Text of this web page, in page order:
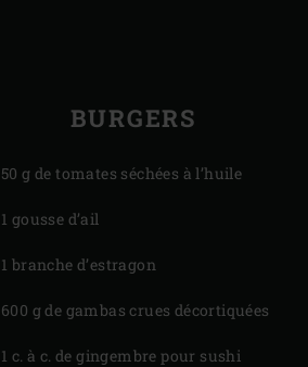
BURGERS
50 g de tomates séchées à l’huile
1 gousse d’ail
1 branche d’estragon
600 g de gambas crues décortiquées
1 c. à c. de gingembre pour sushi